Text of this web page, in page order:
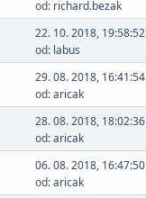
od: richard.bezak
22. 10. 2018, 19:58:52
od: labus
29. 08. 2018, 16:41:54
od:aricak
28. 08. 2018, 18:02:36
od:aricak
06. 08. 2018, 16:47:50
od:aricak